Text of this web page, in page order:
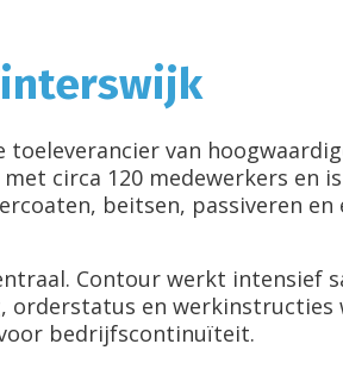
van
circa 120 medewerkers en
beitsen, passiveren
Contour werkt intensief
en
bedrijfscontinuïteit.